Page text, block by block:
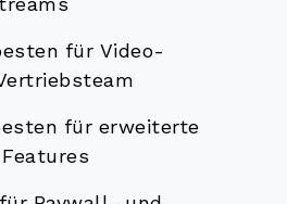
für Video-
für erweiterte